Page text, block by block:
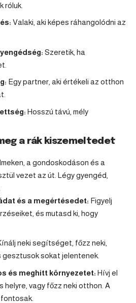
róluk.
Valaki, aki képes ráhangolódni az
Szeretik, ha
Egy partner, aki értékeli az otthon
Hosszú távú, mély
a rák kiszemeltedet
a gondoskodáson és a
vezet az út. Légy gyengéd,
és a megértésedet: Figyelj
és mutasd ki, hogy
neki segítséget, főzz neki,
gesztusok sokat jelentenek.
és meghitt környezetet: Hívj el
helyre, vagy főzz neki otthon. A